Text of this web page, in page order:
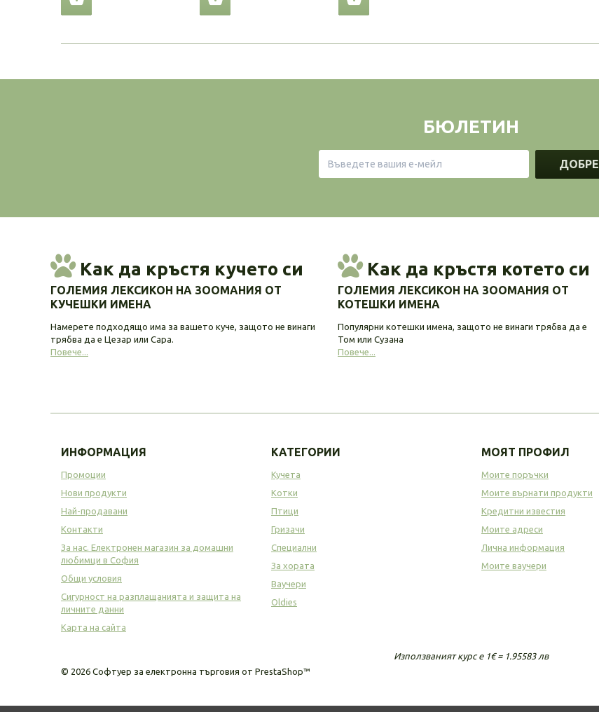
БЮЛЕТИН
ДОБРЕ
Как да кръстя кучето си
ГОЛЕМИЯ ЛЕКСИКОН НА ЗООМАНИЯ ОТ
КУЧЕШКИ ИМЕНА
Намерете подходящо има за вашето куче, защото не винаги
трябва да е Цезар или Сара.
Повече...
Как да кръстя котето си
ГОЛЕМИЯ ЛЕКСИКОН НА ЗООМАНИЯ ОТ
КОТЕШКИ ИМЕНА
Популярни котешки имена, защото не винаги трябва да е
Том или Сузана
Повече...
ИНФОРМАЦИЯ
Промоции
Нови продукти
Най-продавани
Контакти
За нас. Електронен магазин за домашни
любимци в София
Общи условия
Сигурност на разплащанията и защита на
личните данни
Карта на сайта
© 2026 Софтуер за електронна търговия от PrestaShop™
КАТЕГОРИИ
Кучета
Котки
Птици
Гризачи
Специални
За хората
Ваучери
Oldies
МОЯТ ПРОФИЛ
Моите поръчки
Моите върнати продукти
Кредитни известия
Моите адреси
Лична информация
Моите ваучери
Използваният курс е 1€ = 1.95583 лв